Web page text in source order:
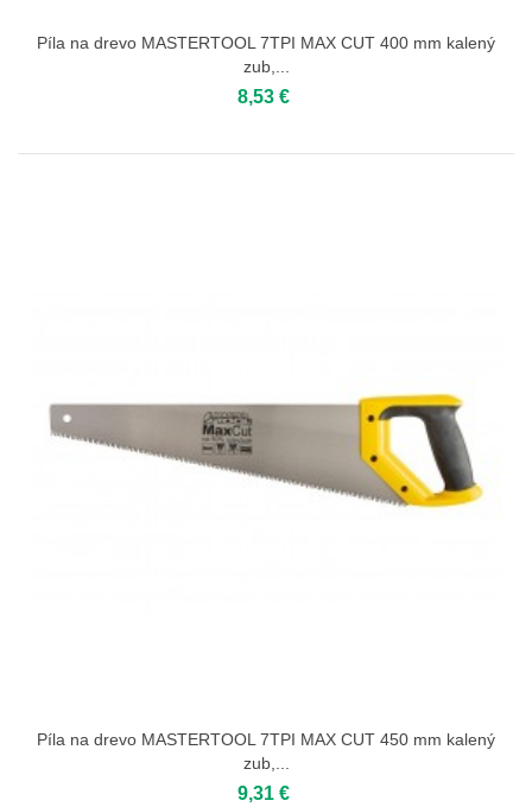
Píla na drevo MASTERTOOL 7TPI MAX CUT 400 mm kalený
zub,...
8,53 €
Píla na drevo MASTERTOOL 7TPI MAX CUT 450 mm kalený
zub,...
9,31 €